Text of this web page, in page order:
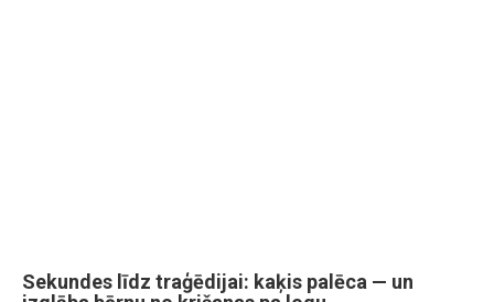
Sekundes līdz traģēdijai: kaķis palēca — un